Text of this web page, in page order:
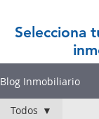
Selecciona
Blog Inmobiliario
Todos